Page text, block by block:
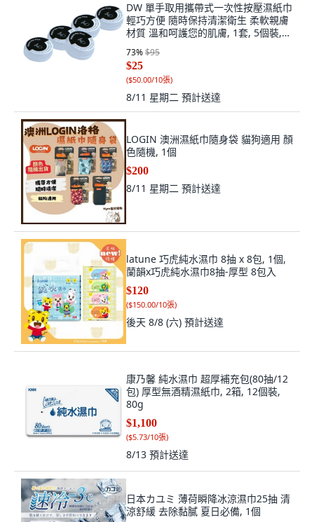
DW 單手取用攜帶式一次性按壓濕紙巾
輕巧方便 隨時保持清潔衛生 柔軟親膚
材質 溫和呵護您的肌膚, 1套, 5個裝,
73%$95
$25
($50.00/10張)
8/11 星期二 預計送達
LOGIN 澳洲濕紙巾隨身袋 貓狗適用 顏
色隨機, 1個
$200
8/11 星期二 預計送達
latune 巧虎純水濕巾 8抽 x 8包, 1個,
蘭韻x巧虎純水濕巾8抽-厚型 8包入
$120
($150.00/10張)
後天 8/8 (六) 預計送達
康乃馨 純水濕巾 超厚補充包(80抽/12
包) 厚型無酒精濕紙巾, 2箱, 12個裝,
80g
$1,100
($5.73/10張)
8/13 預計送達
日本カユミ 薄荷瞬降冰涼濕巾25抽 清
涼舒緩 去除黏膩 夏日必備, 1個